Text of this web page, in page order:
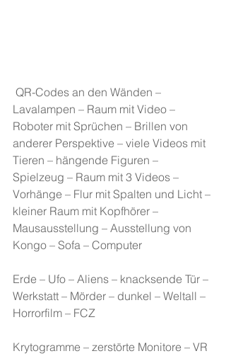
Lavalampen – Raum mit Video –
Roboter mit Sprüchen – Brillen von
anderer Perspektive – viele Videos mit
Tieren – hängende Figuren –
Spielzeug – Raum mit 3 Videos –
Vorhänge – Flur mit Spalten und Licht –
kleiner Raum mit Kopfhörer –
Mausausstellung – Ausstellung von
Kongo – Sofa – Computer
Erde – Ufo – Aliens – knacksende Tür –
Werkstatt – Mörder – dunkel – Weltall –
Horrorfilm – FCZ
Krytogramme – zerstörte Monitore – VR